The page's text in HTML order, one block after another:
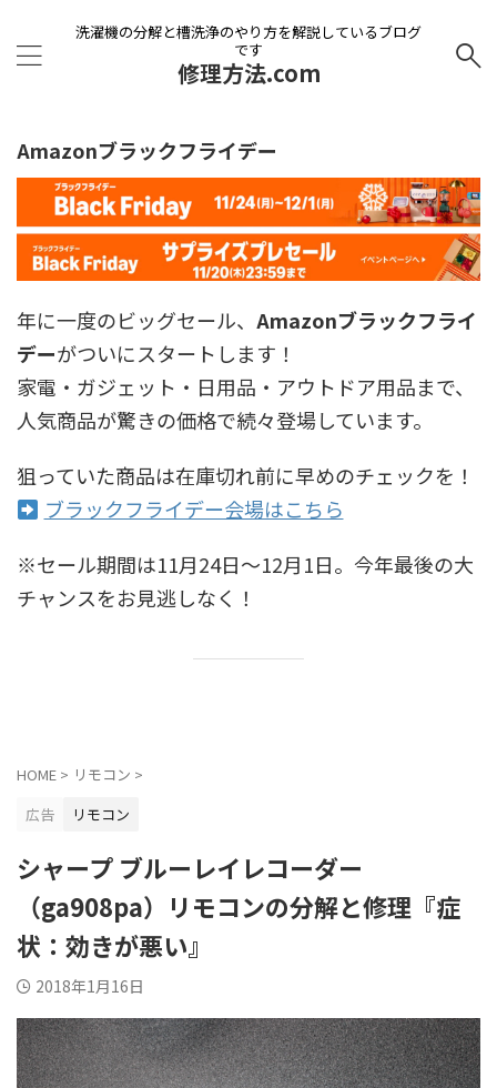
洗濯機の分解と槽洗浄のやり方を解説しているブログ
です
修理方法.com
Amazonブラックフライデー
年に一度のビッグセール、 Amazonブラックフライ
デーがついにスタートします！
家電・ガジェット・日用品・アウトドア用品まで、
人気商品が驚きの価格で続々登場しています。
狙っていた商品は在庫切れ前に早めのチェックを！
ブラックフライデー会場はこちら
※セール期間は11月24日〜12月1日。今年最後の大
チャンスをお見逃しなく！
HOME > リモコン >
広告
リモコン
シャープ ブルーレイレコーダー
（ga908pa）リモコンの分解と修理『症
状：効きが悪い』
2018年1月16日